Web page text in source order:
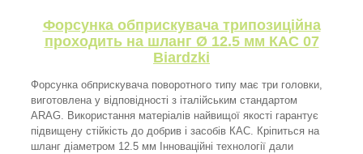
Форсунка обприскувача трипозиційна
проходить на шланг Ø 12.5 мм КАС 07
Biardzki
Форсунка обприскувача поворотного типу має три головки,
виготовлена у відповідності з італійським стандартом
ARAG. Використання матеріалів найвищої якості гарантує
підвищену стійкість до добрив і засобів КАС. Кріпиться на
шланг діаметром 12.5 мм Інноваційні технології дали